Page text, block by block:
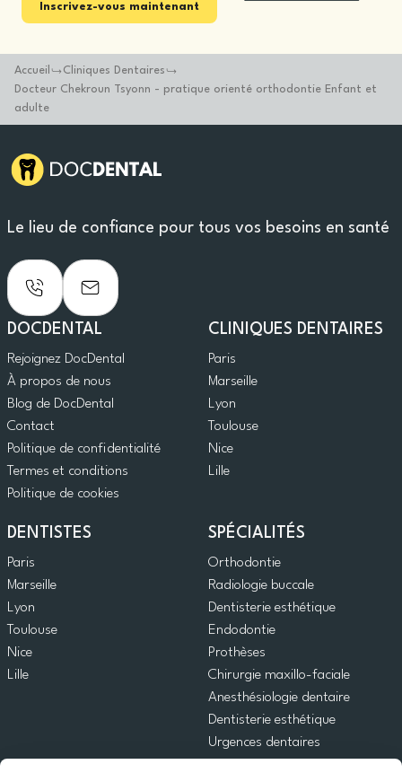
Inscrivez-vous maintenant
Accueil
Cliniques Dentaires
Docteur Chekroun Tsyonn - pratique orienté orthodontie Enfant et
adulte
Le lieu de confiance pour tous vos besoins en santé
DOCDENTAL
Rejoignez DocDental
À propos de nous
Blog de DocDental
Contact
Politique de confidentialité
Termes et conditions
Politique de cookies
CLINIQUES DENTAIRES
Paris
Marseille
Lyon
Toulouse
Nice
Lille
DENTISTES
Paris
Marseille
Lyon
Toulouse
Nice
Lille
SPÉCIALITÉS
Orthodontie
Radiologie buccale
Dentisterie esthétique
Endodontie
Prothèses
Chirurgie maxillo-faciale
Anesthésiologie dentaire
Dentisterie esthétique
Urgences dentaires